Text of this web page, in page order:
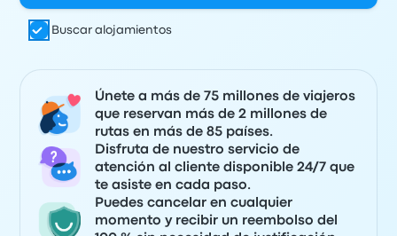
Buscar alojamientos
Únete a más de 75 millones de viajeros
que reservan más de 2 millones de
rutas en más de 85 países.
Disfruta de nuestro servicio de
atención al cliente disponible 24/7 que
te asiste en cada paso.
Puedes cancelar en cualquier
momento y recibir un reembolso del